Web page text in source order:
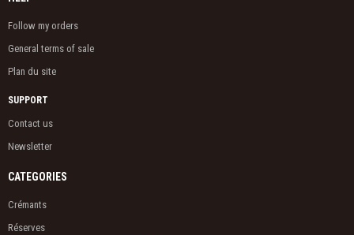
Follow my orders
General terms of sale
Plan du site
SUPPORT
Contact us
Newsletter
CATEGORIES
Crémants
Réserves